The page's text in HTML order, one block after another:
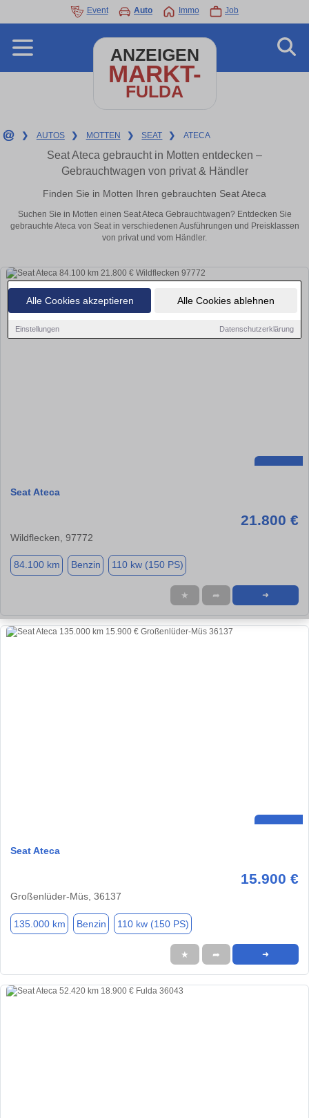
Alle Cookies akzeptieren Alle Cookies ablehnen
Einstellungen Datenschutzerklärung
Event Auto Immo Job
ANZEIGEN
MARKT-
FULDA
❯ AUTOS ❯ MOTTEN ❯ SEAT ❯ ATECA
Seat Ateca gebraucht in Motten entdecken –
Gebrauchtwagen von privat & Händler
Finden Sie in Motten Ihren gebrauchten Seat Ateca
Suchen Sie in Motten einen Seat Ateca Gebrauchtwagen? Entdecken Sie
gebrauchte Ateca von Seat in verschiedenen Ausführungen und Preisklassen
von privat und vom Händler.
Seat Ateca
21.800 €
Wildflecken, 97772
84.100 km Benzin 110 kw (150 PS)
★ ➦ ➜
Seat Ateca
15.900 €
Großenlüder-Müs, 36137
135.000 km Benzin 110 kw (150 PS)
★ ➦ ➜